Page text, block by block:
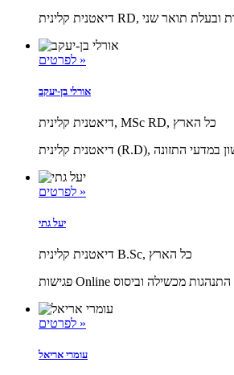
לפרטים »
אורלי בן-יעקב
דיאטנית קלינית, MSc RD, כל הארץ
לפרטים »
יעל גתי
דיאטנית קלינית B.Sc, כל הארץ
לפרטים »
עומרי אריאל